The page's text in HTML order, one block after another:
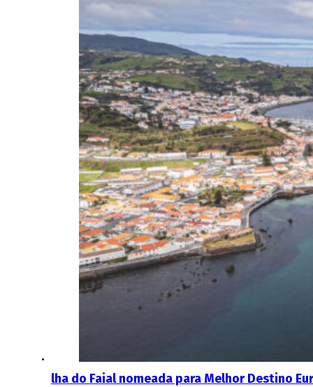
lha do Faial nomeada para Melhor Destino